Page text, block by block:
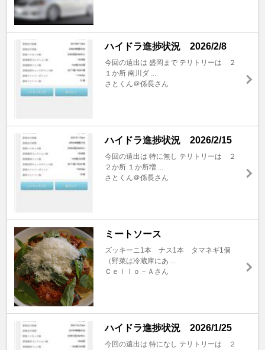
ハイドラ進捗状況 2026/2/8
今回の遠出は 盛岡まで テリトリーは ２
１か所 南川ダ ...
さとくん＠係長さん
ハイドラ進捗状況 2026/2/15
今回の遠出は 特に無し テリトリーは ２
２か所 １か所増 ...
さとくん＠係長さん
ミートソース
ズッキーニ1本 ナス1本 タマネギ1個
（野菜は冷蔵庫にあ ...
Ｃｅｌｌｏ－Ａさん
ハイドラ進捗状況 2026/1/25
今回の遠出は 特になし テリトリーは ２